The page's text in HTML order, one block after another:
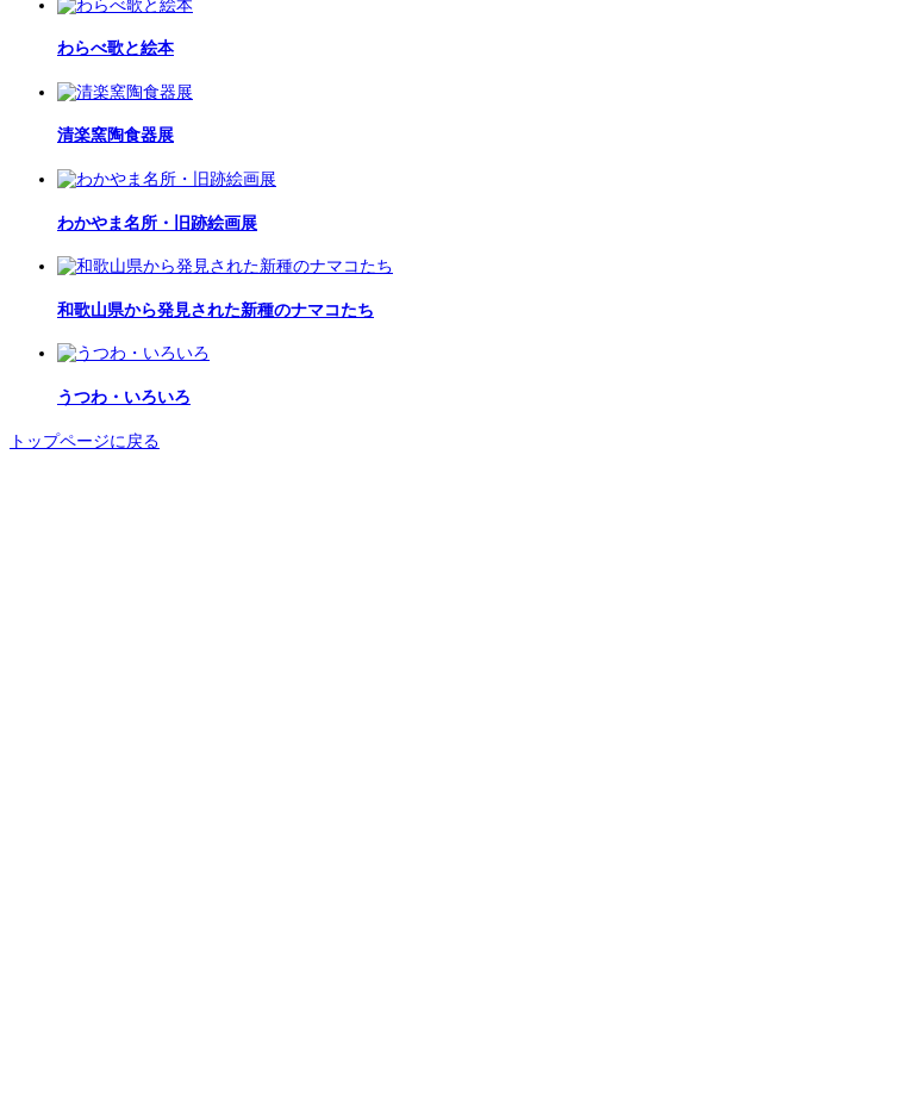
わらべ歌と絵本
清楽窯陶食器展
わかやま名所・旧跡絵画展
和歌山県から発見された新種のナマコたち
うつわ・いろいろ
トップページに戻る